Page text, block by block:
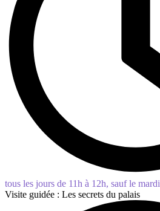
tous les jours de 11h à 12h, sauf le mardi
Visite guidée : Les secrets du palais